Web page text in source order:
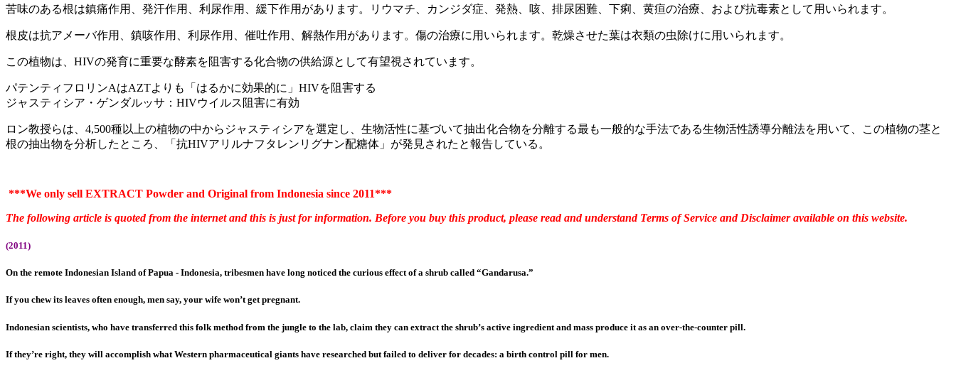
苦味のある根は鎮痛作用、発汗作用、利尿作用、緩下作用があります。リウマチ、カンジダ症、発熱、咳、排尿困難、下痢、黄疸の治療、および抗毒素として用いられます。
根皮は抗アメーバ作用、鎮咳作用、利尿作用、催吐作用、解熱作用があります。傷の治療に用いられます。乾燥させた葉は衣類の虫除けに用いられます。
この植物は、HIVの発育に重要な酵素を阻害する化合物の供給源として有望視されています。
パテンティフロリンAはAZTよりも「はるかに効果的に」HIVを阻害する
ジャスティシア・ゲンダルッサ：HIVウイルス阻害に有効
ロン教授らは、4,500種以上の植物の中からジャスティシアを選定し、生物活性に基づいて抽出化合物を分離する最も一般的な手法である生物活性誘導分離法を用いて、この植物の茎と
根の抽出物を分析したところ、「抗HIVアリルナフタレンリグナン配糖体」が発見されたと報告している。
***We only sell EXTRACT Powder and Original from Indonesia since 2011***
The following article is quoted from the internet and this is just for information. Before you buy this product, please read and understand Terms of Service and Disclaimer available on this website.
(2011)
On the remote Indonesian Island of Papua - Indonesia, tribesmen have long noticed the curious effect of a shrub called “Gandarusa.”
If you chew its leaves often enough, men say, your wife won’t get pregnant.
Indonesian scientists, who have transferred this folk method from the jungle to the lab, claim they can extract the shrub’s active ingredient and mass produce it as an over-the-counter pill.
If they’re right, they will accomplish what Western pharmaceutical giants have researched but failed to deliver for decades: a birth control pill for men.